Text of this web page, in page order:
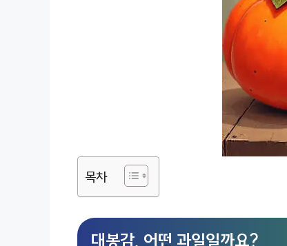
목차
대봉감, 어떤 과일일까요?